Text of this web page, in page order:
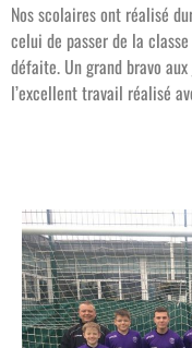
Nos scolaires ont réalisé
celui de passer de la
défaite. Un grand bravo
l’excellent travail réalisé